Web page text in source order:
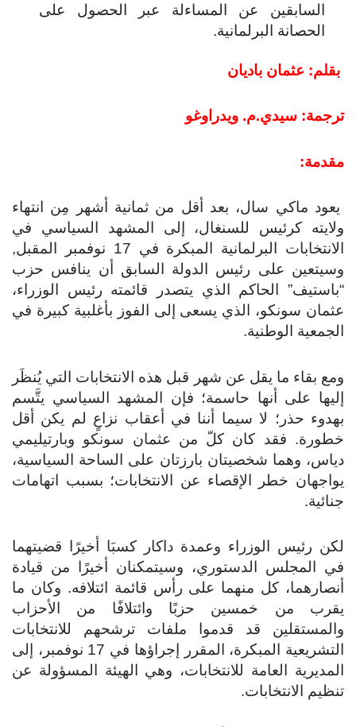
السابقين عن المساءلة عبر الحصول على
الحصانة البرلمانية.
بقلم: عثمان باديان
ترجمة: سيدي.م. ويدراوغو
مقدمة:
يعود ماكي سال، بعد أقل من ثمانية أشهر مِن انتهاء
ولايته كرئيس للسنغال، إلى المشهد السياسي في
الانتخابات البرلمانية المبكرة في 17 نوفمبر المقبل,
وسيتعين على رئيس الدولة السابق أن ينافس حزب
“باستيف” الحاكم الذي يتصدر قائمته رئيس الوزراء،
عثمان سونكو، الذي يسعى إلى الفوز بأغلبية كبيرة في
الجمعية الوطنية.
ومع بقاء ما يقل عن شهر قبل هذه الانتخابات التي يُنظَر
إليها على أنها حاسمة؛ فإن المشهد السياسي يتَّسم
بهدوء حذر؛ لا سيما أننا في أعقاب نزاعٍ لم يكن أقل
خطورة. فقد كان كلّ من عثمان سونكو وبارتيليمي
دياس، وهما شخصيتان بارزتان على الساحة السياسية،
يواجهان خطر الإقصاء عن الانتخابات؛ بسبب اتهامات
جنائية.
لكن رئيس الوزراء وعمدة داكار كسبَا أخيرًا قضيتهما
في المجلس الدستوري، وسيتمكنان أخيرًا من قيادة
أنصارهما، كل منهما على رأس قائمة ائتلافه. وكان ما
يقرب من خمسين حزبًا وائتلافًا من الأحزاب
والمستقلين قد قدموا ملفات ترشحهم للانتخابات
التشريعية المبكرة، المقرر إجراؤها في 17 نوفمبر، إلى
المديرية العامة للانتخابات، وهي الهيئة المسؤولة عن
تنظيم الانتخابات.